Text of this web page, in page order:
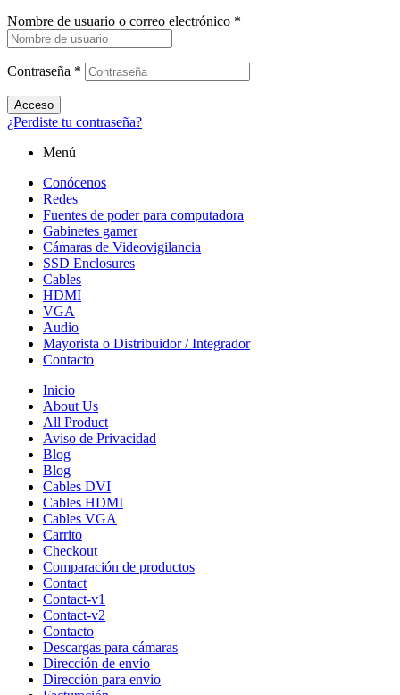
Nombre de usuario o correo electrónico *
Contraseña *
Acceso
¿Perdiste tu contraseña?
Menú
Conócenos
Redes
Fuentes de poder para computadora
Gabinetes gamer
Cámaras de Videovigilancia
SSD Enclosures
Cables
HDMI
VGA
Audio
Mayorista o Distribuidor / Integrador
Contacto
Inicio
About Us
All Product
Aviso de Privacidad
Blog
Blog
Cables DVI
Cables HDMI
Cables VGA
Carrito
Checkout
Comparación de productos
Contact
Contact-v1
Contact-v2
Contacto
Descargas para cámaras
Dirección de envio
Dirección para envio